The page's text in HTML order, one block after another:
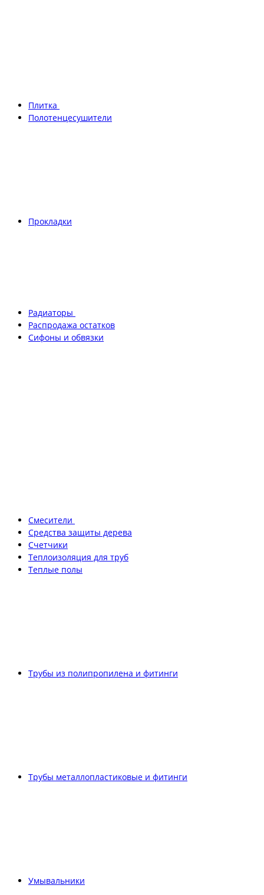
Плитка
Полотенцесушители
Прокладки
Радиаторы
Распродажа остатков
Сифоны и обвязки
Смесители
Средства защиты дерева
Счетчики
Теплоизоляция для труб
Теплые полы
Трубы из полипропилена и фитинги
Трубы металлопластиковые и фитинги
Умывальники